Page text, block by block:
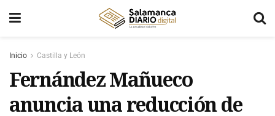
Inicio Castilla y León
Fernández Mañueco
anuncia una reducción de